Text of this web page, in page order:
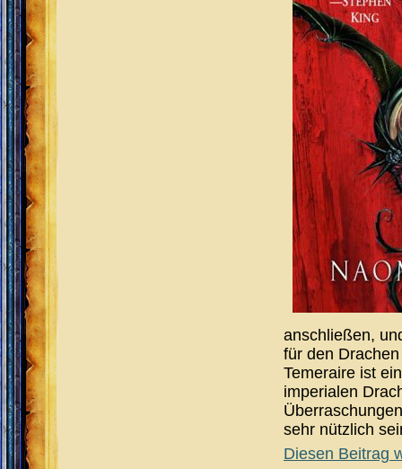
anschließen,
für den
Temeraire ist
imperialen
sehr nützlich
Diesen Beitrag